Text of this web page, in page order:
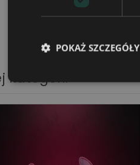
kategorii
POKAŻ SZCZEGÓŁY